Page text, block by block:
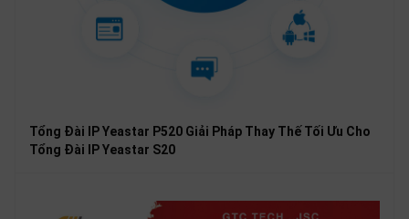
Tổng Đài IP Yeastar P520 Giải Pháp Thay Thế Tối Ưu Cho
Tổng Đài IP Yeastar S20